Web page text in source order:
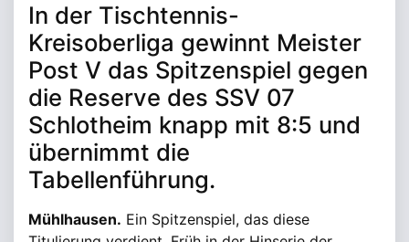
In der Tischtennis-
Kreisoberliga gewinnt Meister
Post V das Spitzenspiel gegen
die Reserve des SSV 07
Schlotheim knapp mit 8:5 und
übernimmt die
Tabellenführung.
Mühlhausen. Ein Spitzenspiel, das diese